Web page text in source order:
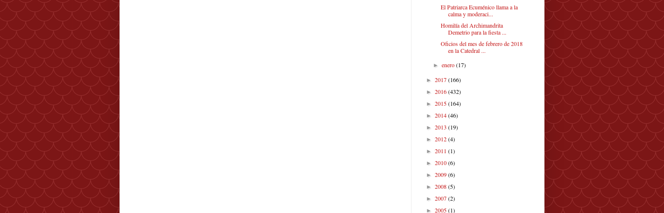
El Patriarca Ecuménico llama a la
calma y moderaci...
Homilía del Archimandrita
Demetrio para la fiesta ...
Oficios del mes de febrero de 2018
en la Catedral ...
►enero(17)
► 2017(166)
► 2016(432)
► 2015(164)
► 2014(46)
► 2013 (19)
► 2012(4)
► 2011 (1)
► 2010(6)
► 2009(6)
► 2008(5)
► 2007(2)
► 2005(1)